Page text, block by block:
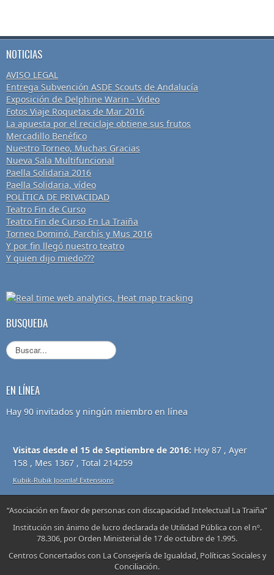
NOTICIAS
AVISO LEGAL
Entrega Subvención ASDE Scouts de Andalucía
Exposición de Delphine Warin - Video
Fotos Viaje Roquetas de Mar 2016
La apuesta por el reciclaje obtiene sus frutos
Mercadillo Benéfico
Nuestro Torneo, Muchas Gracias
Nueva Sala Multifuncional
Paella Solidaria 2016
Paella Solidaria, vídeo
POLÍTICA DE PRIVACIDAD
Teatro Fin de Curso
Teatro Fin de Curso En La Traiña
Torneo Dominó, Parchís y Mus 2016
Y por fin llegó nuestro teatro
Y quien dijo miedo???
BUSQUEDA
EN LÍNEA
Hay 90 invitados y ningún miembro en línea
Visitas desde el 15 de Septiembre de 2016: Hoy 87 , Ayer
158 , Mes 1367 , Total 214259
Kubik-Rubik Joomla! Extensions
“Asociación en favor de personas con discapacidad Intelectual La Traiña”
Institución sin ánimo de lucro declarada de Utilidad Pública con el nº.
78.306, por Orden Ministerial de 17 de octubre de 1.995.
Centros Concertados con La Consejería de Igualdad, Políticas Sociales y
Conciliación.